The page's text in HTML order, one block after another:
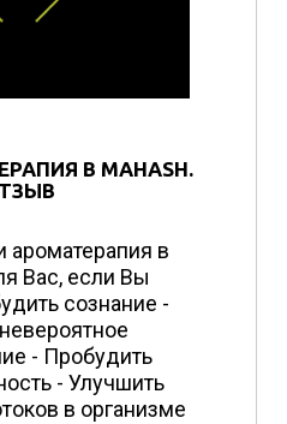
В MAHASH.
ароматерапия в
Вас, если Вы
сознание -
- Пробудить
- Улучшить
в организме